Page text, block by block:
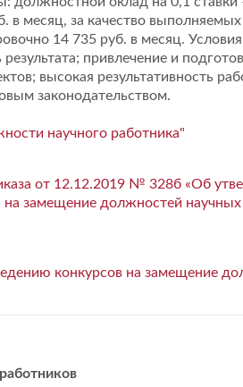
месяц, за качество
14 735 руб. в месяц.
привлечение и
высокая результативность
законодательством.
научного работника"
от 12.12.2019 № 328б «Об
замещение должностей
конкурсов на замещение